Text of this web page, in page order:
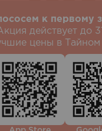
район Суши
Суши Киев Львов
к первому
действует до
цены в Тайном